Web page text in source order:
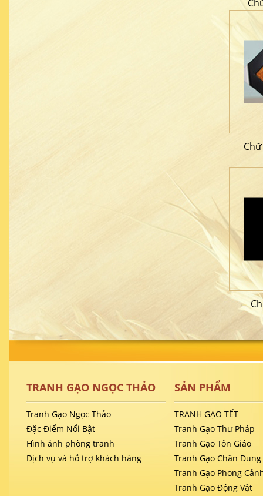
TRANH GẠO NGỌC THẢO
Tranh Gạo Ngọc Thảo
Đặc Điểm Nổi Bật
Hình ảnh phòng tranh
Dịch vụ và hỗ trợ khách hàng
SẢN PHẨM
TRANH GẠO TẾT
Tranh Gạo Thư Pháp
Tranh Gạo Tôn Giáo
Tranh Gạo Chân Dung
Tranh Gạo Phong
Tranh Gạo Động Vật